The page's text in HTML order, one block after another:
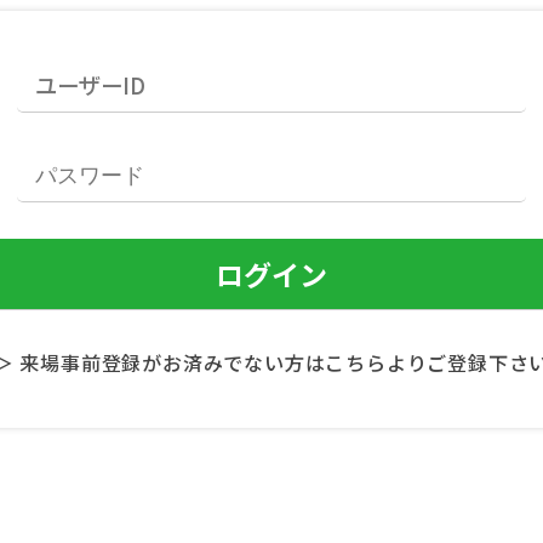
来場事前登録がお済みでない方はこちらよりご登録下さ